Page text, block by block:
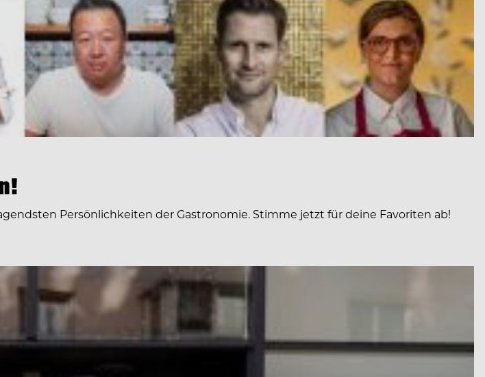
Persönlichkeiten der Gastronomie. Stimme jetzt für deine Favoriten ab!